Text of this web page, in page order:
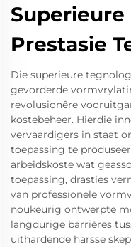
Prestasie
Die superieure
gevorderde
revolusionêre
kostebeheer. Hierdie
vervaardigers in staat
toepassing te
arbeidskoste wat
toepassing, drasties
van professionele
noukeurig ontwerpte
langdurige barrières
uithardende harsse